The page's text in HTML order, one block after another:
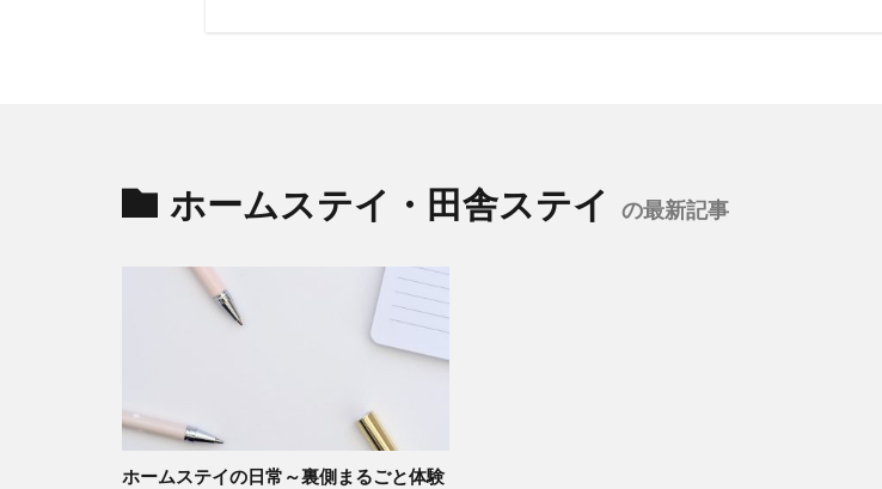
ホームステイ・田舎ステイ の最新記事
ホームステイの日常～裏側まるごと体験